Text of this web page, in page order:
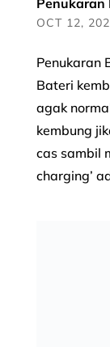
OCT 12,
Penukaran
Bateri
agak
kembung
cas sambil
charging’